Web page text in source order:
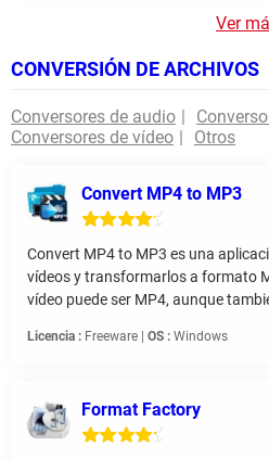
Ver
CONVERSIÓN DE ARCHIVOS
Conversores de audio
Conversores de vídeo
Otros
Convert MP4 to MP3
Convert MP4 to MP3 es una
vídeos y transformarlos a formato
vídeo puede ser MP4, aunque
Licencia : Freeware | OS : Windows
Format Factory